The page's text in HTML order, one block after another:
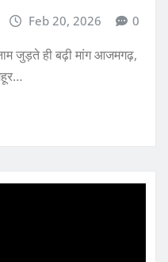
Feb 20, 2026 0
जुड़ते ही बढ़ी मांग आजमगढ़,